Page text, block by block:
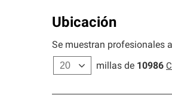
Ubicación
Se muestran profesionales
millas de 10986